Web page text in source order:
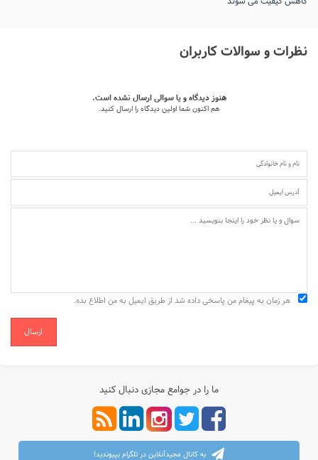
نظرات و سوالات کاربران
هنوز دیدگاه و یا سوالی ارسال نشده است.
هم اکنون شما اولین دیدگاه را ارسال کنید.
هر زمان به پیغام من پاسخی داده شد از طریق ایمیل به من اطلاع بده.
ارسال
ما را در جوامع مجازی دنبال کنید
به کانال مجیدآنلاین در تلگرام بپیوندید!